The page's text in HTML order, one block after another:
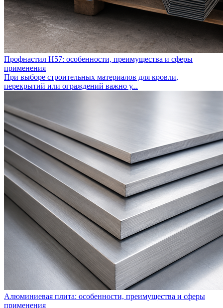
Профнастил Н57: особенности, преимущества и сферы
применения
При выборе строительных материалов для кровли,
перекрытий или ограждений важно у...
Алюминиевая плита: особенности, преимущества и сферы
применения